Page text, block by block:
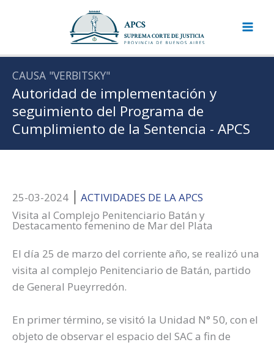
CAUSA "VERBITSKY"
Autoridad de implementación y
seguimiento del Programa de
Cumplimiento de la Sentencia - APCS
25-03-2024
ACTIVIDADES DE LA APCS
Visita al Complejo Penitenciario Batán y
Destacamento femenino de Mar del Plata
El día 25 de marzo del corriente año, se realizó una
visita al complejo Penitenciario de Batán, partido
de General Pueyrredón.
En primer término, se visitó la Unidad N° 50, con el
objeto de observar el espacio del SAC a fin de